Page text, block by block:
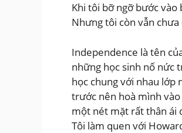
Khi tôi bỡ ngỡ bước
Nhưng tôi còn vẫn
Independence là tên
những học sinh nố nức
học chung với nhau lớp
trước nên hoà mình
một nét mặt rất thân ái
Tôi làm quen với